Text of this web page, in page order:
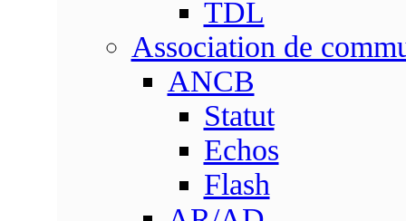
TDL
Association de
ANCB
Statut
Echos
Flash